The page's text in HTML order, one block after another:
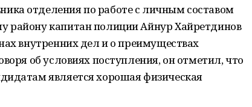
отделения по работе с личным составом
району капитан полиции Айнур Хайретдинов
внутренних дел и о преимуществах
об условиях поступления, он отметил, что
является хорошая физическая